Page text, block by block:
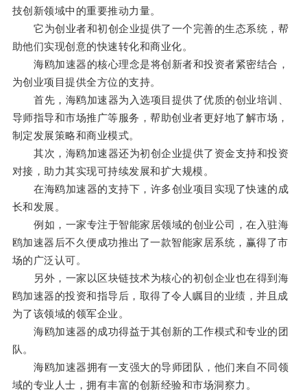
技创新领域中的重要推动力量。
它为创业者和初创企业提供了一个完善的生态系统，帮
助他们实现创意的快速转化和商业化。
海鸥加速器的核心理念是将创新者和投资者紧密结合，
为创业项目提供全方位的支持。
首先，海鸥加速器为入选项目提供了优质的创业培训、
导师指导和市场推广等服务，帮助创业者更好地了解市场，
制定发展策略和商业模式。
其次，海鸥加速器还为初创企业提供了资金支持和投资
对接，助力其实现可持续发展和扩大规模。
在海鸥加速器的支持下，许多创业项目实现了快速的成
长和发展。
例如，一家专注于智能家居领域的创业公司，在入驻海
鸥加速器后不久便成功推出了一款智能家居系统，赢得了市
场的广泛认可。
另外，一家以区块链技术为核心的初创企业也在得到海
鸥加速器的投资和指导后，取得了令人瞩目的业绩，并且成
为了该领域的领军企业。
海鸥加速器的成功得益于其创新的工作模式和专业的团
队。
海鸥加速器拥有一支强大的导师团队，他们来自不同领
域的专业人士，拥有丰富的创新经验和市场洞察力。